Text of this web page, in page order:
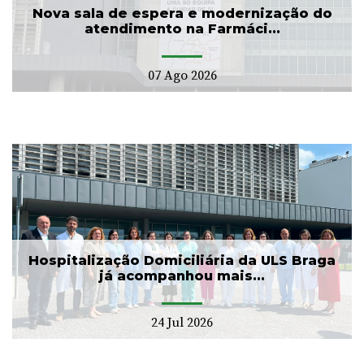
Nova sala de espera e modernização do
atendimento na Farmáci...
07 Ago 2026
Hospitalização Domiciliária da ULS Braga
já acompanhou mais...
24 Jul 2026